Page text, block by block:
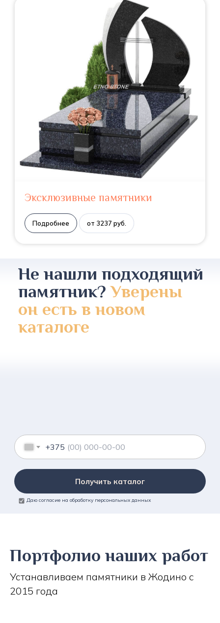
Эксклюзивные памятники
Подробнее от 3237 руб.
Не нашли подходящий
памятник?Уверены
он есть в новом
каталоге
+375
Получить каталог
Даю согласие на обработку персональных данных
Портфолио наших работ
Устанавливаем памятники в Жодино с
2015 года